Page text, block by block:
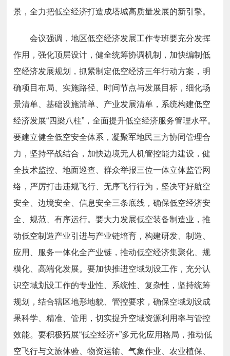
景，全力把低空经济打造成塔城高质量发展的新引擎。
会议强调，地区低空经济发展工作专班要充分发挥
作用，强化顶层设计，健全统筹协调机制，加快编制低
空经济发展规划，抓紧制定低空经济三年行动方案，明
确项目布局、实施路径、时间节点与发展目标，细化场
景清单、基础设施清单、产业发展清单，系统构建低空
经济发展“四梁八柱”，全面提升低空经济服务管理水平。
要建立健全低空安全体系，凝聚军地民三方协同管理合
力，坚持平战结合，加快边境无人机管控能力建设，健
全技术监控、地面巡查、群众举报三位一体立体监管网
络，严厉打击违规飞行、无序飞行行为，坚决守好航空
安全、边境安全、信息安全三条底线，确保低空经济安
全、规范、有序运行。要大力发展低空装备制造业，推
动低空制造产业引进与产业链培育，构建研发、制造、
应用、服务一体化全产业链，推动低空经济集聚化、规
模化、高端化发展。要加快推进空域划设工作，充分认
识空域划设工作的专业性、系统性、复杂性，坚持统筹
规划，结合辖区地形地貌、管控要求，确保空域划设成
果科学、精准、管用，切实提升空域资源利用率与管控
效能。要积极拓展“低空经济+”多元化应用格局，推动低
空飞行与文旅体验、物资运输、气象作业、农业植保、